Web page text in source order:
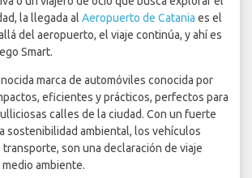
la llegada al Aeropuerto de Catania es el
del aeropuerto, el viaje continúa, y ahí es
Smart.
marca de automóviles conocida por
eficientes y prácticos, perfectos para
calles de la ciudad. Con un fuerte
sostenibilidad ambiental, los vehículos
son una declaración de viaje
ambiente.